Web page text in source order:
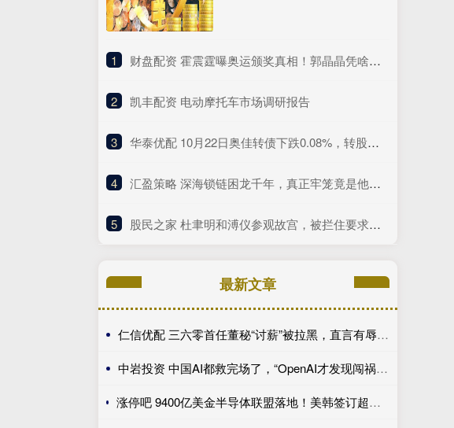
1 ​财盘配资 霍震霆曝奥运颁奖真相！郭晶晶凭啥成 “最圈粉豪门媳妇”？
2 ​凯丰配资 电动摩托车市场调研报告
3 ​华泰优配 10月22日奥佳转债下跌0.08%，转股溢价率50.36%
4 ​汇盈策略 深海锁链困龙千年，真正牢笼竟是他们自己
5 ​股民之家 杜聿明和溥仪参观故宫，被拦住要求买票，售票员：溥仪在也不行
最新文章
仁信优配 三六零首任董秘“讨薪”被拉黑，直言有辱斯文
中岩投资 中国AI都救完场了，“OpenAI才发现闯祸了”
涨停吧 9400亿美金半导体联盟落地！美韩签订超级合作框架，全球AI产业链迎来格局重写